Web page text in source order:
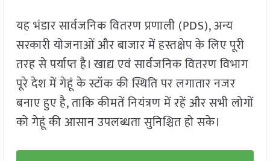
यह भंडार सार्वजनिक वितरण प्रणाली (PDS), अन्य
सरकारी योजनाओं और बाजार में हस्तक्षेप के लिए पूरी
तरह से पर्याप्त है। खाद्य एवं सार्वजनिक वितरण विभाग
पूरे देश में गेहूं के स्टॉक की स्थिति पर लगातार नजर
बनाए हुए है, ताकि कीमतें नियंत्रण में रहें और सभी लोगों
को गेहूं की आसान उपलब्धता सुनिश्चित हो सके।